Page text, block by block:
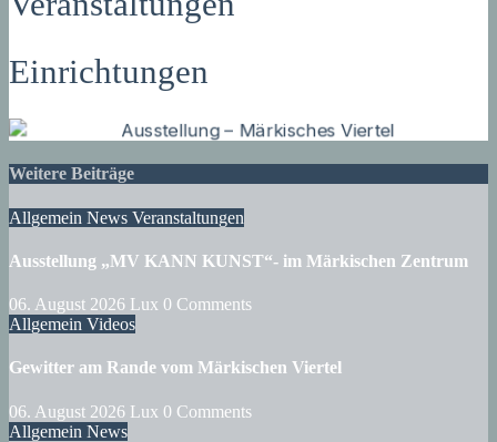
Einrichtungen
Weitere Beiträge
Allgemein News Veranstaltungen
Ausstellung „MV KANN KUNST“- im Märkischen Zentrum
06. August 2026 Lux 0 Comments
Allgemein Videos
Gewitter am Rande vom Märkischen Viertel
06. August 2026 Lux 0 Comments
Allgemein News